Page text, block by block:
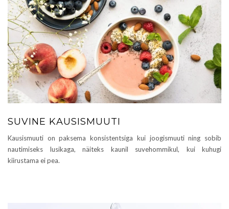
SUVINE KAUSISMUUTI
Kausismuuti on paksema konsistentsiga kui joogismuuti ning sobib
nautimiseks lusikaga, näiteks kaunil suvehommikul, kui kuhugi
kiirustama ei pea.